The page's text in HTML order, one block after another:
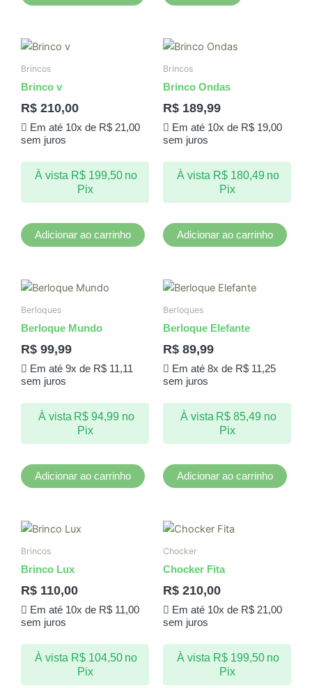
Brincos
Brinco v
R$ 210,00
Em até 10x de R$21,00
sem juros
À vista R$199,50 no
Pix
Adicionar ao carrinho
Brincos
Brinco Ondas
R$ 189,99
Em até 10x de R$19,00
sem juros
À vista R$180,49 no
Pix
Adicionar ao carrinho
Berloques
Berloque Mundo
R$ 99,99
Em até 9x de R$11,11
sem juros
À vista R$ 94,99 no
Pix
Adicionar ao carrinho
Berloques
Berloque Elefante
R$ 89,99
Em até 8x de R$11,25
sem juros
À vista R$ 85,49 no
Pix
Adicionar ao carrinho
Brincos
Brinco Lux
R$ 110,00
Em até 10x de R$11,00
sem juros
À vista R$104,50 no
Pix
Chocker
Chocker Fita
R$ 210,00
Em até 10x de R$21,00
sem juros
À vista R$199,50 no
Pix